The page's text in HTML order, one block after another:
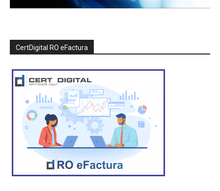
CertDigital RO eFactura